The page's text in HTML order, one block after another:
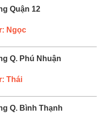
Quận 12
Ngọc
Q. Phú Nhuận
Thái
Q. Bình Thạnh